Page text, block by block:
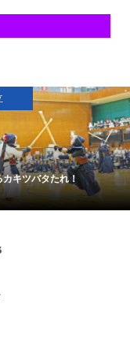
カキツバタたれ！